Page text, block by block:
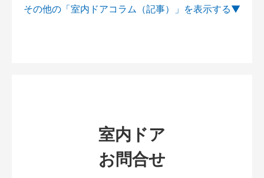
その他の「室内ドアコラム（記事）」を
室内ドア
お問合せ